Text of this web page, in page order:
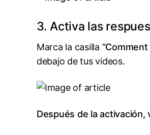
3. Activa las
Marca la casilla
debajo de tus videos.
Después de la